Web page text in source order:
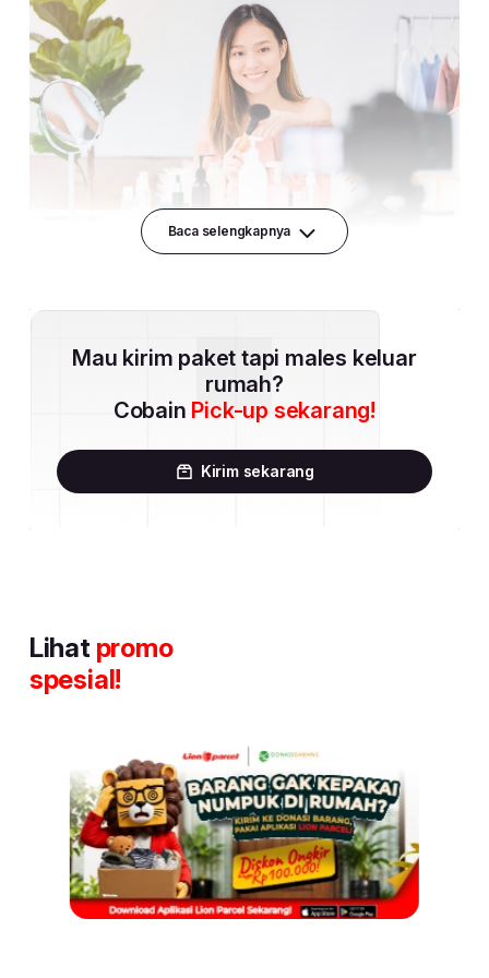
Baca selengkapnya
Mau kirim paket tapi males keluar
rumah?
Cobain Pick-up sekarang!
Kirim sekarang
Lihat promo
spesial!